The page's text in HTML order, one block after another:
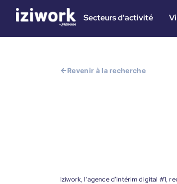
Secteurs d'activité
Revenir à la recherche
Iziwork, l'agence d’intérim digital #1,